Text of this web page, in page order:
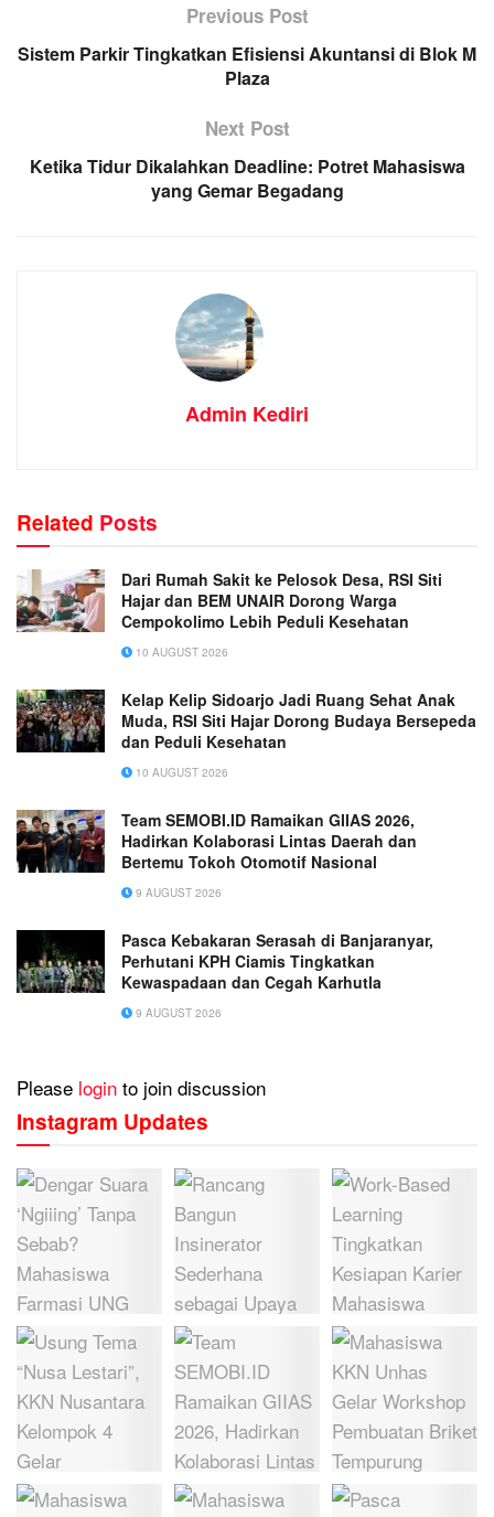
Previous Post
Sistem Parkir Tingkatkan Efisiensi Akuntansi di Blok M
Plaza
Next Post
Ketika Tidur Dikalahkan Deadline: Potret Mahasiswa
yang Gemar Begadang
Admin Kediri
Related Posts
Dari Rumah Sakit ke Pelosok Desa, RSI Siti
Hajar dan BEM UNAIR Dorong Warga
Cempokolimo Lebih Peduli Kesehatan
10 AUGUST 2026
Kelap Kelip Sidoarjo Jadi Ruang Sehat Anak
Muda, RSI Siti Hajar Dorong Budaya Bersepeda
dan Peduli Kesehatan
10 AUGUST 2026
Team SEMOBI.ID Ramaikan GIIAS 2026,
Hadirkan Kolaborasi Lintas Daerah dan
Bertemu Tokoh Otomotif Nasional
9 AUGUST 2026
Pasca Kebakaran Serasah di Banjaranyar,
Perhutani KPH Ciamis Tingkatkan
Kewaspadaan dan Cegah Karhutla
9 AUGUST 2026
Please login to join discussion
Instagram Updates